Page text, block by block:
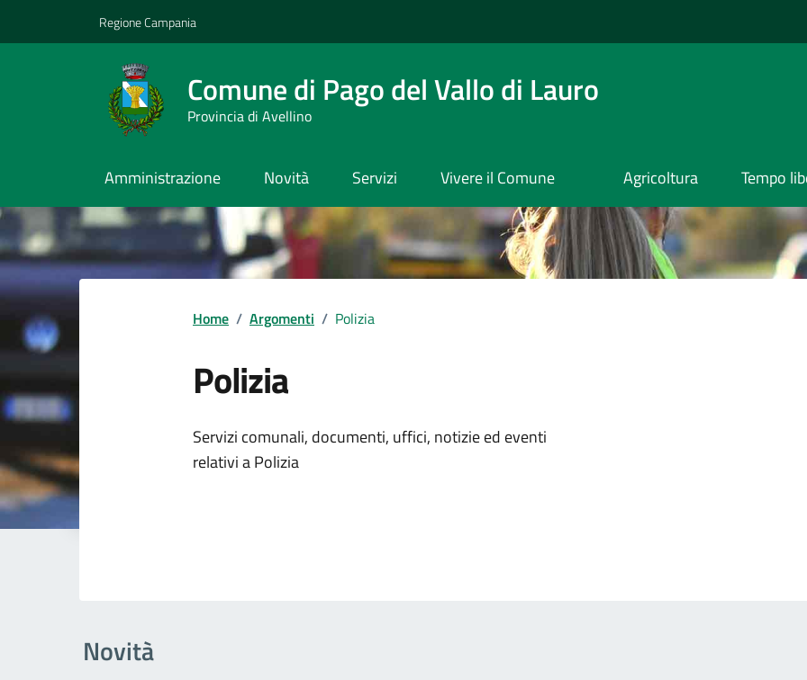
Regione Campania
Comune di Pago del Vallo di Lauro
Provincia di Avellino
Amministrazione Novità Servizi Vivere il Comune Agricoltura Tempo
Home / Argomenti / Polizia
Polizia
Dettagli dell'argomento
Servizi comunali, documenti, uffici, notizie ed eventi
relativi a Polizia
Novità